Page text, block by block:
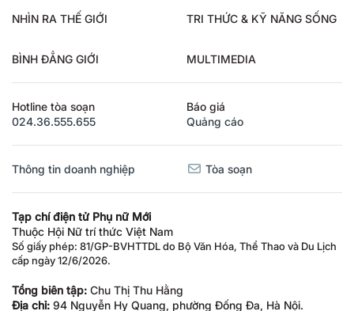
NHÌN RA THẾ GIỚI TRI THỨC & KỸ NĂNG SỐNG
BÌNH ĐẲNG GIỚI MULTIMEDIA
Hotline tòa soạn
024.36.555.655
Báo giá
Quảng cáo
Thông tin doanh nghiệp Tòa soạn
Tạp chí điện tử Phụ nữ Mới
Thuộc Hội Nữ trí thức Việt Nam
Số giấy phép: 81/GP-BVHTTDL do Bộ Văn Hóa, Thể Thao và Du Lịch
cấp ngày 12/6/2026.
Tổng biên tập: Chu Thị Thu Hằng
Địa chỉ: 94 Nguyễn Hy Quang, phường Đống Đa, Hà Nội.